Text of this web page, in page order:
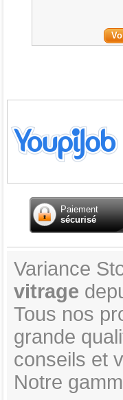
Paiement
sécurisé
Variance
vitrage
Tous nos
grande
conseils et
Notre